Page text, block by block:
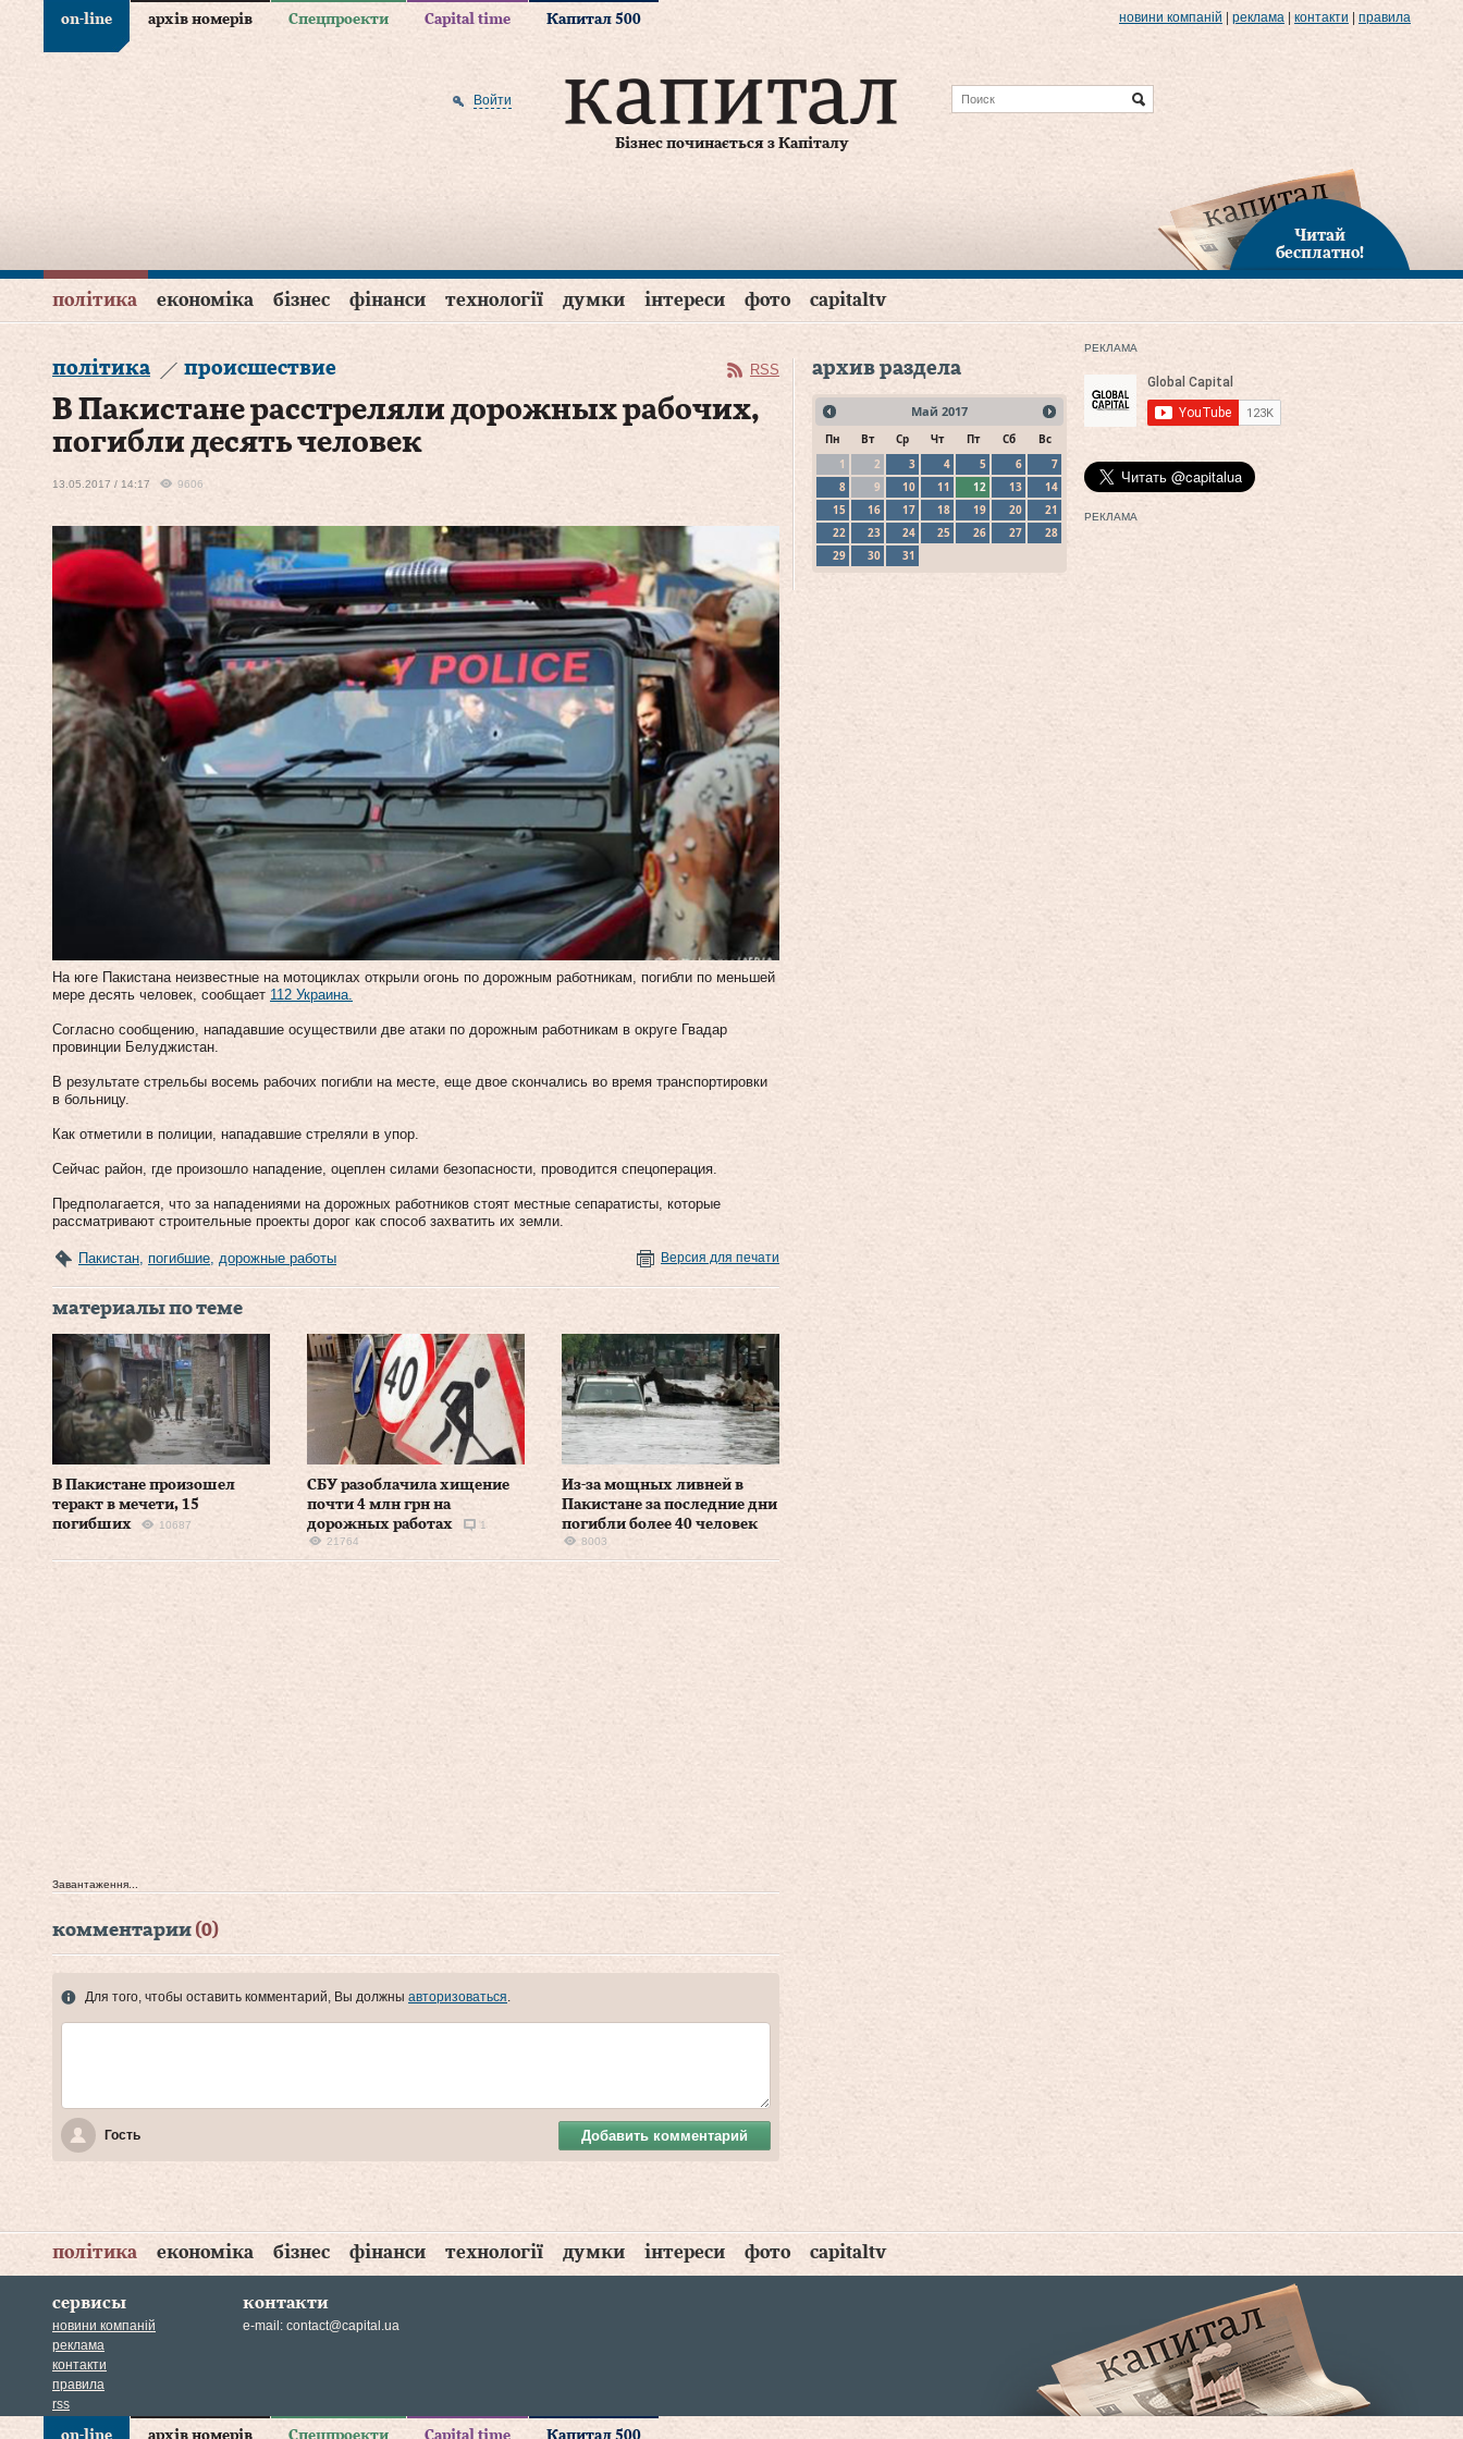
on-line архів номерів Спецпроекти Capital time Капитал 500 новини компаній реклама контакти правила
Бізнес починається з Капіталу
Войти
Читай
бесплатно!
політика економіка бізнес фінанси технології думки інтереси фото capitaltv
політика происшествие RSS
В Пакистане расстреляли дорожных рабочих,
погибли десять человек
13.05.2017 / 14:17 9606
На юге Пакистана неизвестные на мотоциклах открыли огонь по дорожным работникам, погибли по меньшей
мере десять человек, сообщает 112 Украина.
Согласно сообщению, нападавшие осуществили две атаки по дорожным работникам в округе Гвадар
провинции Белуджистан.
В результате стрельбы восемь рабочих погибли на месте, еще двое скончались во время транспортировки
в больницу.
Как отметили в полиции, нападавшие стреляли в упор.
Сейчас район, где произошло нападение, оцеплен силами безопасности, проводится спецоперация.
Предполагается, что за нападениями на дорожных работников стоят местные сепаратисты, которые
рассматривают строительные проекты дорог как способ захватить их земли.
Пакистан погибшие дорожные работы Версия для печати
материалы по теме
В Пакистане произошел
теракт в мечети, 15
погибших
10687
СБУ разоблачила хищение
почти 4 млн грн на
дорожных работах
1
21764
Из-за мощных ливней в
Пакистане за последние дни
погибли более 40 человек
8003
Завантаження...
комментарии (0)
Для того, чтобы оставить комментарий, Вы должны авторизоваться
Гость Добавить комментарий
архив раздела
Май 2017
Пн Вт Ср Чт Пт Сб
Вс
1
2 3 4 5 6
7
8
9 10 11 12 13
14
15
16 17 18 19 20
21
22
23 24 25 26 27
28
29
30 31
РЕКЛАМА
РЕКЛАМА
політика економіка бізнес фінанси технології думки інтереси фото capitaltv
сервисы
новини компаній
реклама
контакти
правила
rss
контакти
e-mail: contact@capital.ua
on-line архів номерів Спецпроекти Capital time Капитал 500